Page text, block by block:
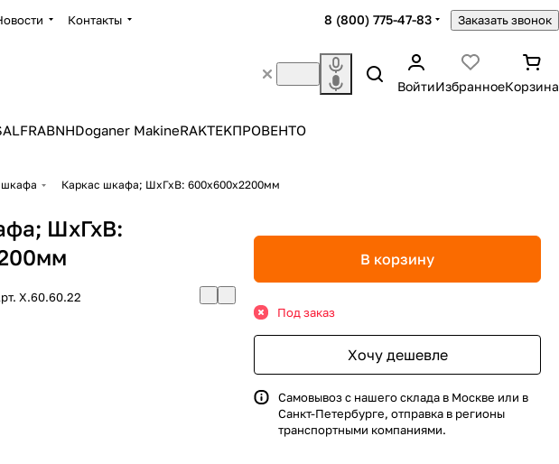
Контакты 8 (800) 775-47-83 Заказать звонок
ВойтиИзбранноеКорзина
ALFRABNHDoganer MakineRAKTEKПРОВЕНТО
шкафа Каркас шкафа; ШхГхВ: 600x600х2200мм
ШхГхВ:
X.60.60.22
В корзину
Под заказ
Хочу дешевле
Самовывоз с нашего склада в Москве или в
Санкт-Петербурге, отправка в регионы
транспортными компаниями.